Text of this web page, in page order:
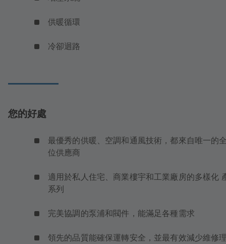
供暖循環
冷卻迴路
您的好處
最優秀的供暖、空調和通風技術，都來自唯一的
位供應商
適用於私人住宅、商業樓宇和工業廠房的多樣化
系列
完美協調的泵浦和閥件，能滿足各種需求
領先的品質能確保運轉安全，並最有效減少維修